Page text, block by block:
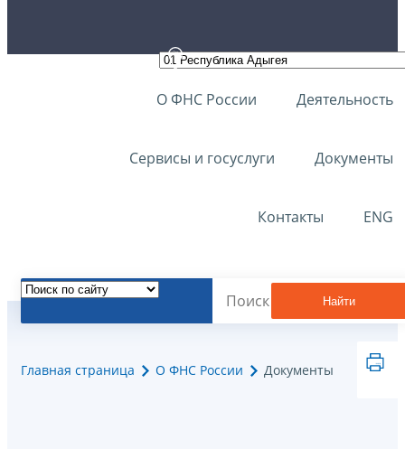
О ФНС России Деятельность
Сервисы и госуслуги Документы
Контакты ENG
Найти
Главная страница О ФНС России Документы